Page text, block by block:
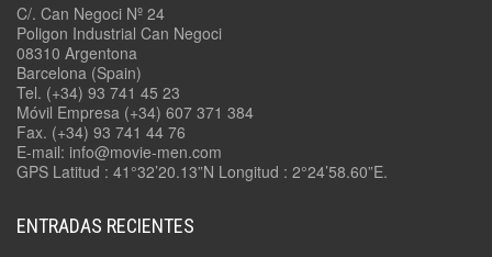
C/. Can Negoci Nº 24
Poligon Industrial Can Negoci
08310 Argentona
Barcelona (Spain)
Tel. (+34) 93 741 45 23
Móvil Empresa (+34) 607 371 384
Fax. (+34) 93 741 44 76
E-mail: info@movie-men.com
GPS Latitud : 41°32’20.13”N Longitud : 2°24’58.60”E.
ENTRADAS RECIENTES